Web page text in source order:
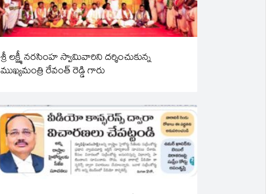
శ్రీ లక్ష్మీ నరసింహ స్వామివారిని దర్శించుకున్న
ముఖ్యమంత్రి రేవంత్ రెడ్డి గారు